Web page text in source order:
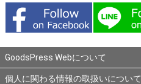
GoodsPress Webについて
個人に関わる情報の取扱いについて